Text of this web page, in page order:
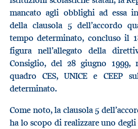
mancato agli obblighi ad essa
della clausola 5 dell’accordo
tempo determinato, concluso il
figura nell’allegato della
Consiglio, del 28 giugno 1999,
quadro CES, UNICE e CEEP
determinato.
Come noto, la clausola 5
ha lo scopo di realizzare uno